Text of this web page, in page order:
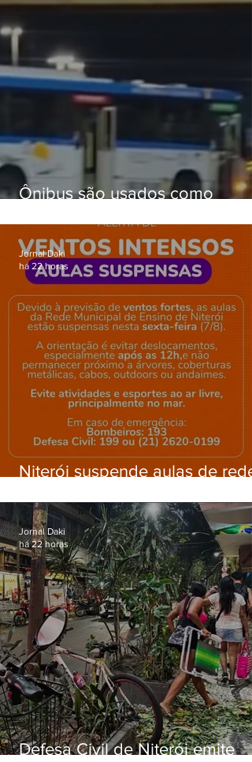
Ônibus são usados como
Gardênia Azul
Niterói suspende aulas de rede
ventos fortes nesta sexta (7)
Jornal Daki
há 22 horas
Defesa Civil de Niterói emite
Jornal Daki
há 22 horas